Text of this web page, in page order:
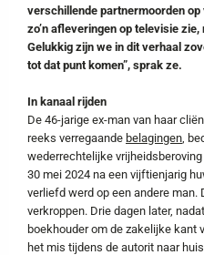
verschillende partnermoorden
zo’n afleveringen op televisie
Gelukkig zijn we in dit verhaal
tot dat punt komen”, sprak ze.
In kanaal rijden
De 46-jarige ex-man van haar
reeks verregaande belagingen,
wederrechtelijke
30 mei 2024 na een vijftienjarig
verliefd werd op een andere man.
verkroppen. Drie dagen later,
boekhouder om de zakelijke kant
het mis tijdens de autorit naar